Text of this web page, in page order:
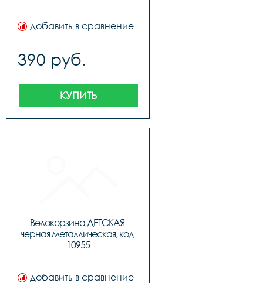
добавить в сравнение
390 руб.
КУПИТЬ
Велокорзина ДЕТСКАЯ
черная металлическая, код
10955
добавить в сравнение